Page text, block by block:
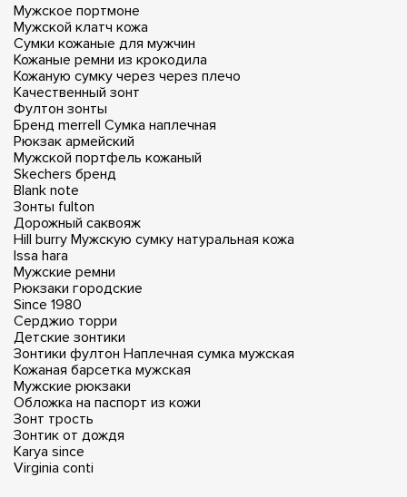
Мужское портмоне
Мужской клатч кожа
Сумки кожаные для мужчин
Кожаные ремни из крокодила
Кожаную сумку через через плечо
Качественный зонт
Фултон зонты
Бренд merrell Сумка наплечная
Рюкзак армейский
Мужской портфель кожаный
Skechers бренд
Blank note
Зонты fulton
Дорожный саквояж
Hill burry Мужскую сумку натуральная кожа
Issa hara
Мужские ремни
Рюкзаки городские
Since 1980
Серджио торри
Детские зонтики
Зонтики фултон Наплечная сумка мужская
Кожаная барсетка мужская
Мужские рюкзаки
Обложка на паспорт из кожи
Зонт трость
Зонтик от дождя
Karya since
Virginia conti